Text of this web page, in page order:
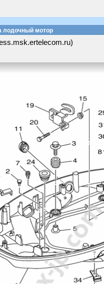
лодочный мотор